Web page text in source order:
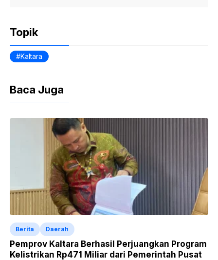
o
k
Topik
Kaltara
Baca Juga
Berita Daerah
Pemprov Kaltara Berhasil Perjuangkan Program
Kelistrikan Rp471 Miliar dari Pemerintah Pusat